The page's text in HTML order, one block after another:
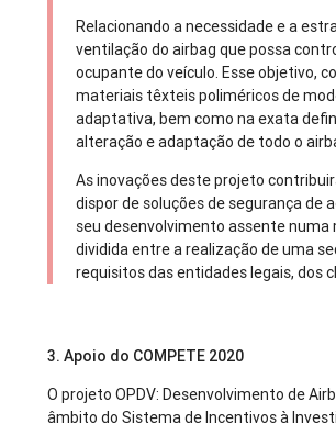
Relacionando a necessidade e a
ventilação do airbag que possa
ocupante do veículo. Esse objetivo,
materiais têxteis poliméricos de
adaptativa, bem como na exata
alteração e adaptação de todo o
As inovações deste projeto
dispor de soluções de segurança
seu desenvolvimento assente
dividida entre a realização de uma
requisitos das entidades legais, dos
3. Apoio do COMPETE 2020
O projeto OPDV: Desenvolvimento de
âmbito do Sistema de Incentivos à